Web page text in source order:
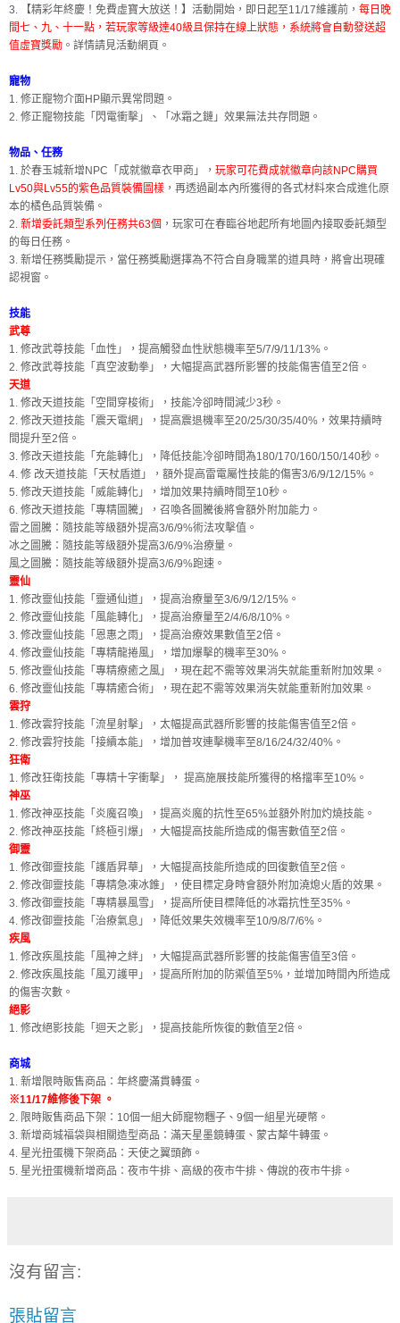
3. 【精彩年終慶！免費虛寶大放送！】活動開始，即日起至11/17維護前， 每日晚
間七、九、十一點，若玩家等級達40級且保持在線上狀態，系統將會自動發送超
值虛寶獎勵 。詳情請見活動網頁。
寵物
1. 修正寵物介面HP顯示異常問題。
2. 修正寵物技能「閃電衝擊」、「冰霜之鏈」效果無法共存問題。
物品、任務
1. 於春玉城新增NPC「成就徽章衣甲商」， 玩家可花費成就徽章向該NPC購買
Lv50與Lv55的紫色品質裝備圖樣 ，再透過副本內所獲得的各式材料來合成進化原
本的橘色品質裝備。
2. 新增委託類型系列任務共63個 ，玩家可在春臨谷地起所有地圖內接取委託類型
的每日任務。
3. 新增任務獎勵提示，當任務獎勵選擇為不符合自身職業的道具時，將會出現確
認視窗。
技能
武尊
1. 修改武尊技能「血性」，提高觸發血性狀態機率至5/7/9/11/13%。
2. 修改武尊技能「真空波動拳」，大幅提高武器所影響的技能傷害值至2倍。
天道
1. 修改天道技能「空間穿梭術」，技能冷卻時間減少3秒。
2. 修改天道技能「震天電網」，提高震退機率至20/25/30/35/40%，效果持續時
間提升至2倍。
3. 修改天道技能「充能轉化」，降低技能冷卻時間為180/170/160/150/140秒。
4. 修 改天道技能「天杖盾道」，額外提高雷電屬性技能的傷害3/6/9/12/15%。
5. 修改天道技能「威能轉化」，增加效果持續時間至10秒。
6. 修改天道技能「專精圖騰」，召喚各圖騰後將會額外附加能力。
雷之圖騰：隨技能等級額外提高3/6/9%術法攻擊值。
冰之圖騰：隨技能等級額外提高3/6/9%治療量。
風之圖騰：隨技能等級額外提高3/6/9%跑速。
靈仙
1. 修改靈仙技能「靈通仙道」，提高治療量至3/6/9/12/15%。
2. 修改靈仙技能「風能轉化」，提高治療量至2/4/6/8/10%。
3. 修改靈仙技能「恩惠之雨」，提高治療效果數值至2倍。
4. 修改靈仙技能「專精龍捲風」，增加爆擊的機率至30%。
5. 修改靈仙技能「專精療癒之風」，現在起不需等效果消失就能重新附加效果。
6. 修改靈仙技能「專精癒合術」，現在起不需等效果消失就能重新附加效果。
雲狩
1. 修改雲狩技能「流星射擊」，太幅提高武器所影響的技能傷害值至2倍。
2. 修改雲狩技能「接續本能」，增加普攻連擊機率至8/16/24/32/40%。
狂衛
1. 修改狂衛技能「專精十字衝擊」， 提高施展技能所獲得的格擋率至10%。
神巫
1. 修改神巫技能「炎魔召喚」，提高炎魔的抗性至65%並額外附加灼燒技能。
2. 修改神巫技能「終極引爆」，大幅提高技能所造成的傷害數值至2倍。
御靈
1. 修改御靈技能「護盾昇華」，大幅提高技能所造成的回復數值至2倍。
2. 修改御靈技能「專精急凍冰錐」，使目標定身時會額外附加澆熄火盾的效果。
3. 修改御靈技能「專精暴風雪」，提高所使目標降低的冰霜抗性至35%。
4. 修改御靈技能「治療氣息」，降低效果失效機率至10/9/8/7/6%。
疾風
1. 修改疾風技能「風神之絆」，大幅提高武器所影響的技能傷害值至3倍。
2. 修改疾風技能「風刃護甲」，提高所附加的防禦值至5%，並增加時間內所造成
的傷害次數。
絕影
1. 修改絕影技能「迴天之影」，提高技能所恢復的數值至2倍。
商城
1. 新增限時販售商品：年終慶滿貫轉蛋。
※11/17維修後下架 。
2. 限時販售商品下架：10個一組大師寵物糰子、9個一組星光硬幣。
3. 新增商城福袋與相關造型商品：滿天星墨鏡轉蛋、蒙古犛牛轉蛋。
4. 星光扭蛋機下架商品：天使之翼頭飾。
5. 星光扭蛋機新增商品：夜市牛排、高級的夜市牛排、傳說的夜市牛排。
沒有留言:
張貼留言